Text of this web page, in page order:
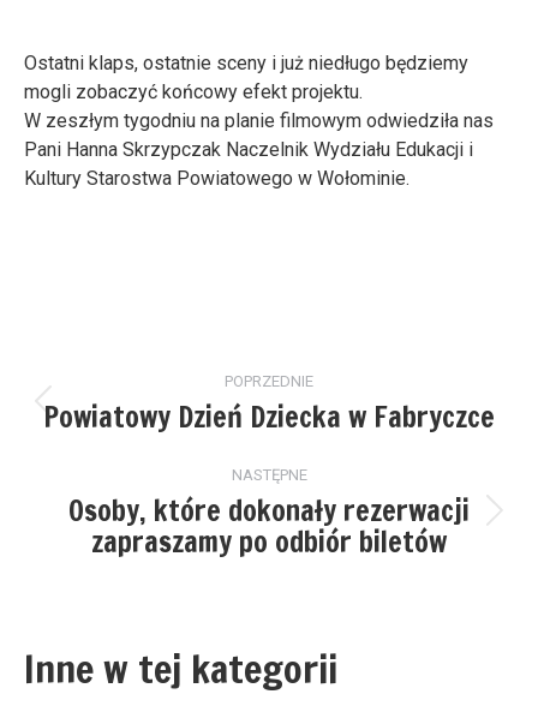
Ostatni klaps, ostatnie sceny i już niedługo będziemy
mogli zobaczyć końcowy efekt projektu.
W zeszłym tygodniu na planie filmowym odwiedziła nas
Pani Hanna Skrzypczak Naczelnik Wydziału Edukacji i
Kultury Starostwa Powiatowego w Wołominie.
wpisów
POPRZEDNIE
Poprzedni
Powiatowy Dzień Dziecka w Fabryczce
NASTĘPNE
Następny
wpis:
Osoby, które dokonały rezerwacji
zapraszamy po odbiór biletów
Inne w tej kategorii